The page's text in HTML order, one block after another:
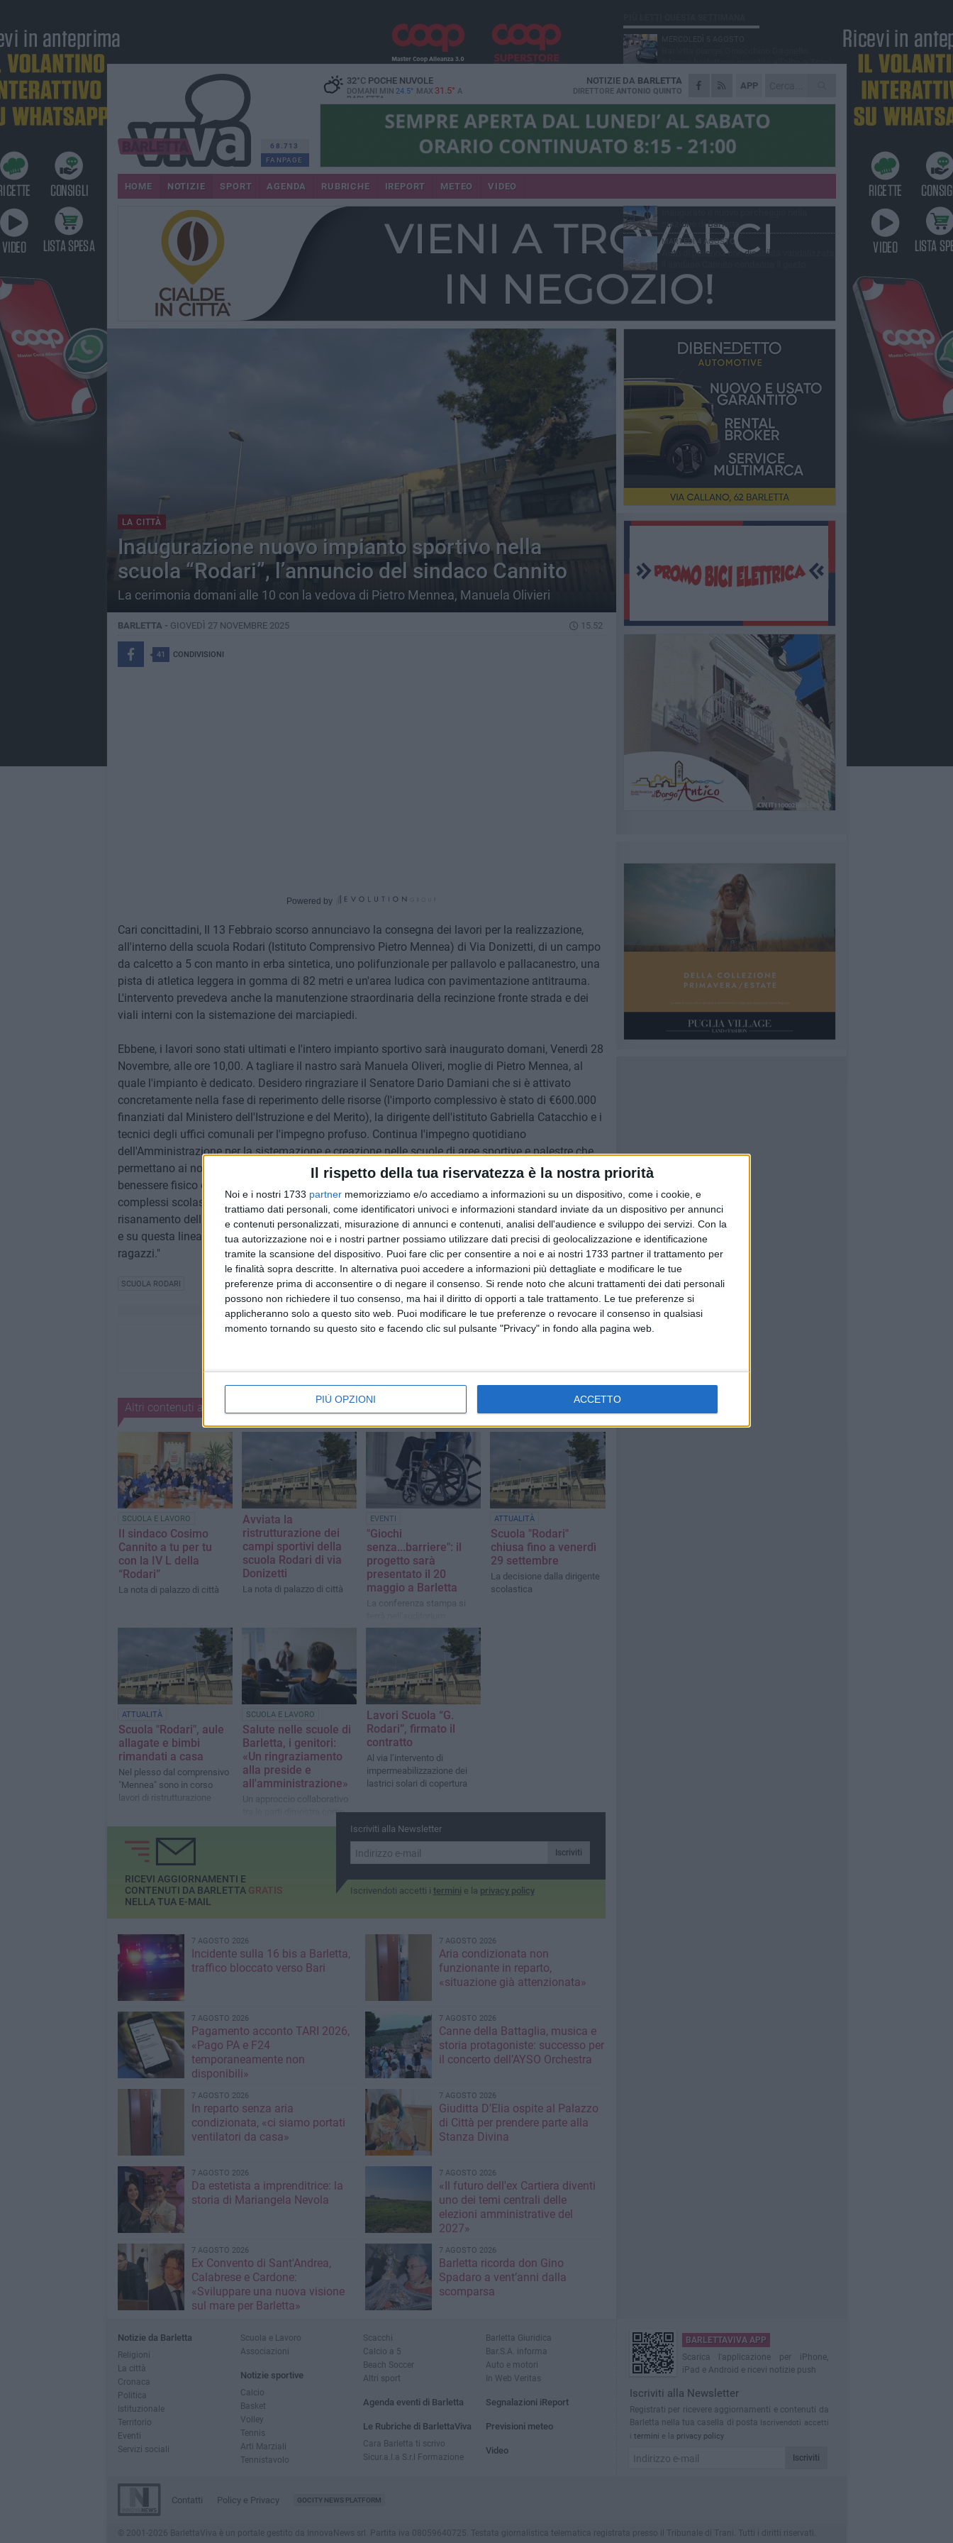
Il rispetto della tua riservatezza è la nostra priorità
Noi e i nostri 1733 partner memorizziamo e/o accediamo a informazioni su un dispositivo, come i cookie, e
trattiamo dati personali, come identificatori univoci e informazioni standard inviate da un dispositivo per annunci
e contenuti personalizzati, misurazione di annunci e contenuti, analisi dell'audience e sviluppo dei servizi. Con la
tua autorizzazione noi e i nostri partner possiamo utilizzare dati precisi di geolocalizzazione e identificazione
tramite la scansione del dispositivo. Puoi fare clic per consentire a noi e ai nostri 1733 partner il trattamento per
le finalità sopra descritte. In alternativa puoi accedere a informazioni più dettagliate e modificare le tue
preferenze prima di acconsentire o di negare il consenso. Si rende noto che alcuni trattamenti dei dati personali
possono non richiedere il tuo consenso, ma hai il diritto di opporti a tale trattamento. Le tue preferenze si
applicheranno solo a questo sito web. Puoi modificare le tue preferenze o revocare il consenso in qualsiasi
momento tornando su questo sito e facendo clic sul pulsante "Privacy" in fondo alla pagina web.
PIÙ OPZIONI ACCETTO
68.713
FANPAGE
32°CPOCHE NUVOLE
DOMANI MIN 24.5° MAX 31.5° A
BARLETTA
APP
NOTIZIE DA BARLETTA
DIRETTORE ANTONIO QUINTO
HOME NOTIZIE SPORT AGENDA RUBRICHE IREPORT METEO VIDEO
LA CITTÀ
Inaugurazione nuovo impianto sportivo nella
scuola “Rodari”, l’annuncio del sindaco Cannito
La cerimonia domani alle 10 con la vedova di Pietro Mennea, Manuela Olivieri
BARLETTA - GIOVEDÌ 27 NOVEMBRE 2025 15.52
41 CONDIVISIONI
Powered by
Cari concittadini, Il 13 Febbraio scorso annunciavo la consegna dei lavori per la realizzazione,
all'interno della scuola Rodari (Istituto Comprensivo Pietro Mennea) di Via Donizetti, di un campo
da calcetto a 5 con manto in erba sintetica, uno polifunzionale per pallavolo e pallacanestro, una
pista di atletica leggera in gomma di 82 metri e un'area ludica con pavimentazione antitrauma.
L'intervento prevedeva anche la manutenzione straordinaria della recinzione fronte strada e dei
viali interni con la sistemazione dei marciapiedi.
Ebbene, i lavori sono stati ultimati e l'intero impianto sportivo sarà inaugurato domani, Venerdì 28
Novembre, alle ore 10,00. A tagliare il nastro sarà Manuela Oliveri, moglie di Pietro Mennea, al
quale l'impianto è dedicato. Desidero ringraziare il Senatore Dario Damiani che si è attivato
concretamente nella fase di reperimento delle risorse (l'importo complessivo è stato di €600.000
finanziati dal Ministero dell'Istruzione e del Merito), la dirigente dell'istituto Gabriella Catacchio e i
tecnici degli uffici comunali per l'impegno profuso. Continua l'impegno quotidiano
dell'Amministrazione per la sistemazione e creazione nelle scuole di aree sportive e palestre che
permettano ai nostri ragazzi e ragazze di praticare varie attività finalizzate all'inclusione, al
benessere fisico e alla socializzazione. I lavori alla scuola Rodari seguono quelli già effettuati nei
complessi scolastici Botticelli, Girondi, Musti, Di Bari (attualmente è in fase di svolgimento il
risanamento della palestra della Modugno). Abbiamo tracciato una direttrice chiara sin dall'inizio
e su questa linea continueremo ad investire in attenzione, dedizione e responsabilità verso i nostri
ragazzi."
SCUOLA RODARI
Altri contenuti a tema
SCUOLA E LAVORO
Il sindaco Cosimo
Cannito a tu per tu
con la IV L della
“Rodari”
La nota di palazzo di città
Avviata la
ristrutturazione dei
campi sportivi della
scuola Rodari di via
Donizetti
La nota di palazzo di città
EVENTI
"Giochi
senza...barriere": il
progetto sarà
presentato il 20
maggio a Barletta
La conferenza stampa si
dell'istituto "Gianni Rodari"
ATTUALITÀ
Scuola "Rodari"
chiusa fino a venerdì
29 settembre
La decisione dalla dirigente
scolastica
ATTUALITÀ
Scuola "Rodari", aule
allagate e bimbi
rimandati a casa
Nel plesso dal comprensivo
"Mennea" sono in corso
lavori di ristrutturazione
SCUOLA E LAVORO
Salute nelle scuole di
Barletta, i genitori:
«Un ringraziamento
alla preside e
all'amministrazione»
Un approccio collaborativo
tra le parti dimostra come
sia possibile controllare le
Lavori Scuola “G.
Rodari”, firmato il
contratto
Al via l’intervento di
impermeabilizzazione dei
lastrici solari di copertura
Iscriviti alla Newsletter
Iscriviti
Iscrivendoti accetti i termini e la privacy policy
RICEVI AGGIORNAMENTI E
CONTENUTI DA BARLETTA GRATIS
NELLA TUA E-MAIL
7 AGOSTO 2026
Incidente sulla 16 bis a Barletta,
traffico bloccato verso Bari
7 AGOSTO 2026
Aria condizionata non
funzionante in reparto,
«situazione già attenzionata»
7 AGOSTO 2026
Pagamento acconto TARI 2026,
«Pago PA e F24
temporaneamente non
disponibili»
7 AGOSTO 2026
Canne della Battaglia, musica e
storia protagoniste: successo per
il concerto dell’AYSO Orchestra
7 AGOSTO 2026
In reparto senza aria
condizionata, «ci siamo portati
ventilatori da casa»
7 AGOSTO 2026
Giuditta D’Elia ospite al Palazzo
di Città per prendere parte alla
Stanza Divina
7 AGOSTO 2026
Da estetista a imprenditrice: la
storia di Mariangela Nevola
7 AGOSTO 2026
«Il futuro dell'ex Cartiera diventi
uno dei temi centrali delle
elezioni amministrative del
2027»
7 AGOSTO 2026
Ex Convento di Sant'Andrea,
Calabrese e Cardone:
«Sviluppare una nuova visione
sul mare per Barletta»
7 AGOSTO 2026
Barletta ricorda don Gino
Spadaro a vent’anni dalla
scomparsa
64enne barlettano investito all'alba a Trani
GIOVEDÌ 6 AGOSTO
Il ricordo di "Cecco", il benzinaio col
sorriso: «Contava i giorni che lo
separavano dalla pensione»
MERCOLEDÌ 5 AGOSTO
Jova Summer Party, giovedì mattina
sopralluogo nell'area dell'evento
Beni confiscati alla mafia. Nasce il servizio
VENERDÌ 31 LUGLIO
stazione di Barletta
MARTEDÌ 4 AGOSTO
Auto di persona con disabilità vandalizzata,
Notizie da Barletta
Religioni
La città
Cronaca
Politica
Istituzionale
Territorio
Eventi
Servizi sociali
Scuola e Lavoro
Associazioni
Notizie sportive
Calcio
Basket
Volley
Tennis
Arti Marziali
Tennistavolo
Scacchi
Calcio a 5
Beach Soccer
Altri sport
Agenda eventi di Barletta
Le Rubriche di BarlettaViva
Cara Barletta ti scrivo
Sicur.a.l.a S.r.l Formazione
Barletta Giuridica
Bar.S.A. informa
Auto e motori
In Web Veritas
Segnalazioni iReport
Previsioni meteo
Video
BARLETTAVIVA APP
Scarica l'applicazione per iPhone,
iPad e Android e ricevi notizie push
Iscriviti alla Newsletter
Registrati per ricevere aggiornamenti e contenuti da
Barletta nella tua casella di posta Iscrivendoti accetti
i termini e la privacy policy
Iscriviti
Contatti Policy e Privacy GOCITY NEWS PLATFORM
© 2001-2026 BarlettaViva è un portale gestito da InnovaNews srl. Partita iva 08059640725. Testata giornalistica telematica registrata presso il Tribunale di Trani. Tutti i diritti riservati.